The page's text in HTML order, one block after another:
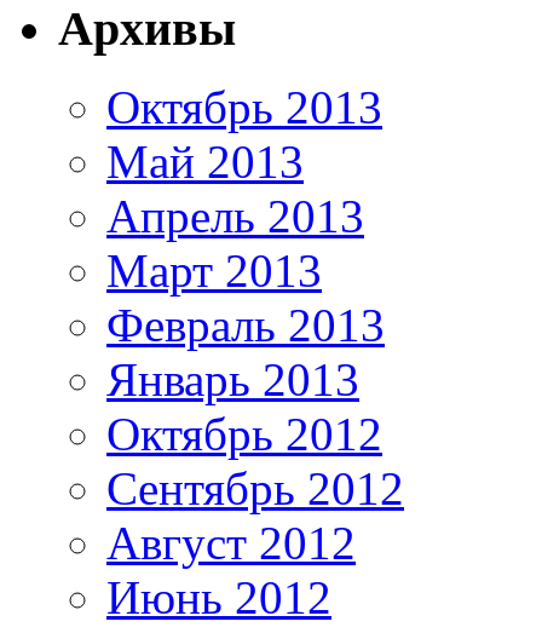
Архивы
Октябрь 2013
Май 2013
Апрель 2013
Март 2013
Февраль 2013
Январь 2013
Октябрь 2012
Сентябрь 2012
Август 2012
Июнь 2012